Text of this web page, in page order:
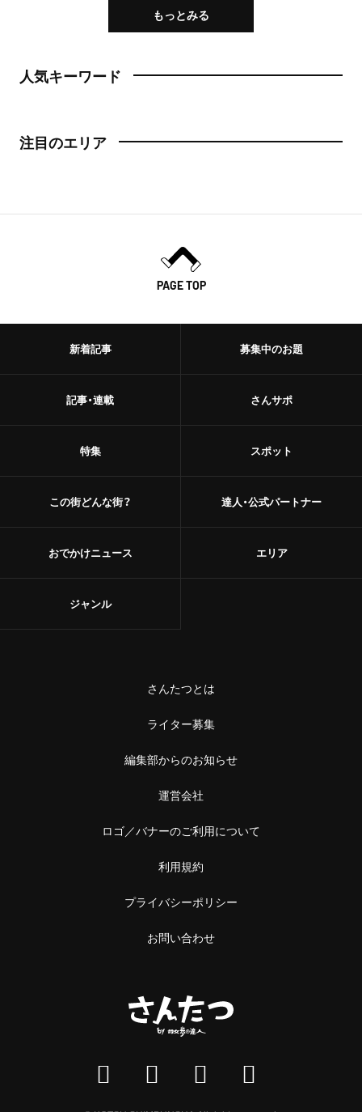
もっとみる
人気キーワード
注目のエリア
PAGE TOP
新着記事
記事・連載
特集
この街どんな街？
おでかけニュース
募集中のお題
さんサポ
スポット
達人・公式パートナー
エリア
ジャンル
さんたつとは
ライター募集
編集部からのお知らせ
運営会社
ロゴ／バナーのご利用について
利用規約
プライバシーポリシー
お問い合わせ